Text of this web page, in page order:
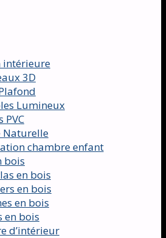
intérieure
3D
Lumineux
PVC
Naturelle
chambre enfant
bois
en bois
en bois
en bois
en bois
d’intérieur